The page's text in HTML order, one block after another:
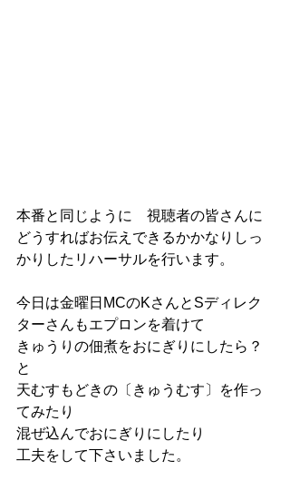
本番と同じように　視聴者の皆さんに
どうすればお伝えできるかかなりしっ
かりしたリハーサルを行います。
今日は金曜日MCのKさんとSディレク
ターさんもエプロンを着けて
きゅうりの佃煮をおにぎりにしたら？
と
天むすもどきの〔きゅうむす〕を作っ
てみたり
混ぜ込んでおにぎりにしたり
工夫をして下さいました。